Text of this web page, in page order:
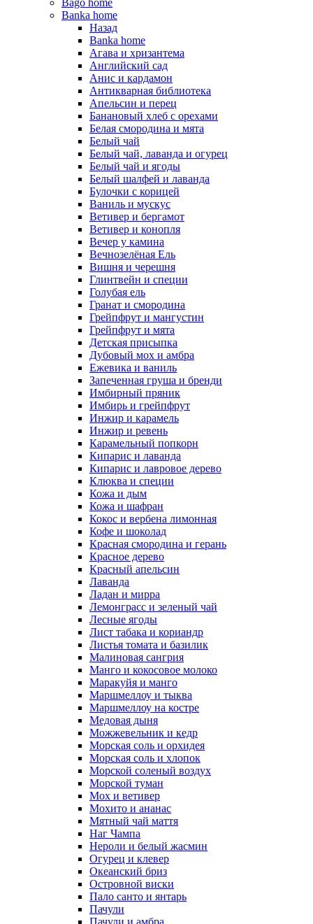
Bago home
Banka home
Назад
Banka home
Агава и хризантема
Английский сад
Анис и кардамон
Антикварная библиотека
Апельсин и перец
Банановый хлеб с орехами
Белая смородина и мята
Белый чай
Белый чай, лаванда и огурец
Белый чай и ягоды
Белый шалфей и лаванда
Булочки с корицей
Ваниль и мускус
Ветивер и бергамот
Ветивер и конопля
Вечер у камина
Вечнозелёная Ель
Вишня и черешня
Глинтвейн и специи
Голубая ель
Гранат и смородина
Грейпфрут и мангустин
Грейпфрут и мята
Детская присыпка
Дубовый мох и амбра
Ежевика и ваниль
Запеченная груша и бренди
Имбирный пряник
Имбирь и грейпфрут
Инжир и карамель
Инжир и ревень
Карамельный попкорн
Кипарис и лаванда
Кипарис и лавровое дерево
Клюква и специи
Кожа и дым
Кожа и шафран
Кокос и вербена лимонная
Кофе и шоколад
Красная смородина и герань
Красное дерево
Красный апельсин
Лаванда
Ладан и мирра
Лемонграсс и зеленый чай
Лесные ягоды
Лист табака и кориандр
Листья томата и базилик
Малиновая сангрия
Манго и кокосовое молоко
Маракуйя и манго
Маршмеллоу и тыква
Маршмеллоу на костре
Медовая дыня
Можжевельник и кедр
Морская соль и орхидея
Морская соль и хлопок
Морской соленый воздух
Морской туман
Мох и ветивер
Мохито и ананас
Мятный чай маття
Наг Чампа
Нероли и белый жасмин
Огурец и клевер
Океанский бриз
Островной виски
Пало санто и янтарь
Пачули
Пачули и амбра